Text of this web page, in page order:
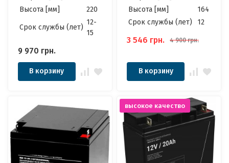
Высота [мм]
220
Cрок службы (лет)
12-
15
9 970 грн.
В корзину
Высота [мм]
164
Cрок службы (лет)
12
3 546 грн. 4 900 грн.
В корзину
высокое качество